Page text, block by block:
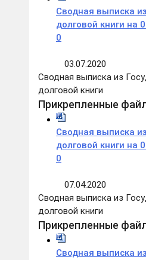
Сводная выписка
долговой книги на
0
03.07.2020
Сводная выписка из
долговой книги
Прикрепленные
Сводная выписка
долговой книги на
0
07.04.2020
Сводная выписка из
долговой книги
Прикрепленные
Сводная выписка